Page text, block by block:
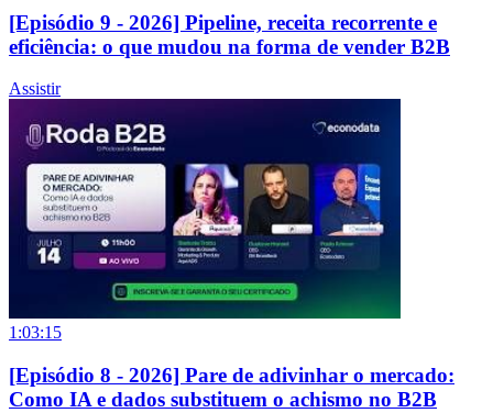
[Episódio 9 - 2026] Pipeline, receita recorrente e
eficiência: o que mudou na forma de vender B2B
Assistir
1:03:15
[Episódio 8 - 2026] Pare de adivinhar o mercado:
Como IA e dados substituem o achismo no B2B